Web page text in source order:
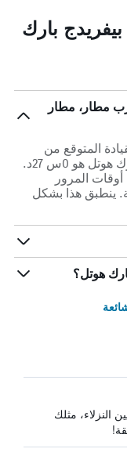
بارك
مطار، مطار
القيادة المتوقع من
أقرب مطار مطار ادنبره إلى ذا بيفريدج بارك هوتل هو 0س 27د.
المرور
ينطبق هذا بشكل
هوتل؟
النزلاء، مثلك